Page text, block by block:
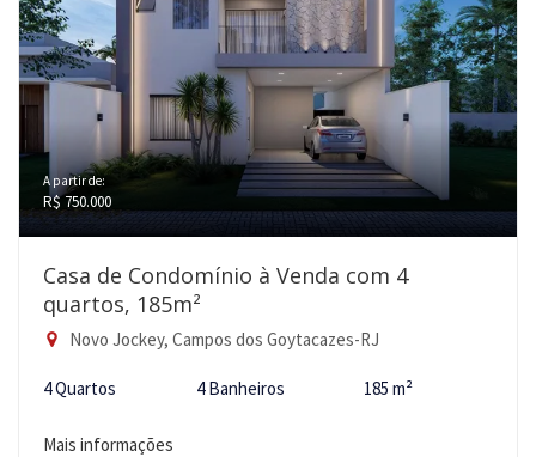
A partir de:
R$ 750.000
Casa de Condomínio à Venda com 4
quartos, 185m²
Novo Jockey, Campos dos Goytacazes-RJ
4 Quartos 4 Banheiros 185 m²
Mais informações